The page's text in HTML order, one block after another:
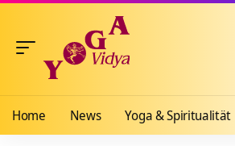
Home News Yoga & Spiritualität